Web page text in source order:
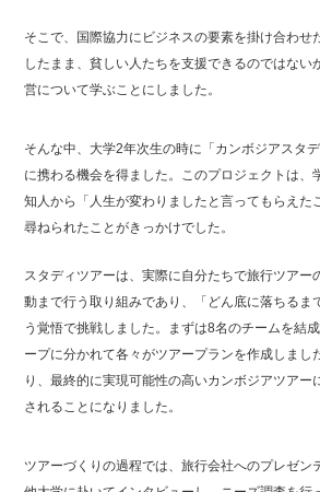
そこで、国際協力にビジネスの要素を掛け合わせ
したまま、貧しい人たちを支援できるのではない
営について学ぶことにしました。
そんな中、大学2年次生の時に「カンボジアスタ
に携わる機会を得ました。このプロジェクトは、
知人から「人生が変わりましたと言ってもらえた
尋ねられたことがきっかけでした。
スタディツアーは、実際に自分たちで旅行ツアー
動まで行う取り組みであり、「どん底に落ちるま
う覚悟で挑戦しました。まずは8名のチームを結
ープに分かれて各々がツアープランを作成しまし
り、最終的に実現可能性の高いカンボジアツアー
されることになりました。
ツアーづくりの過程では、旅行会社へのプレゼン